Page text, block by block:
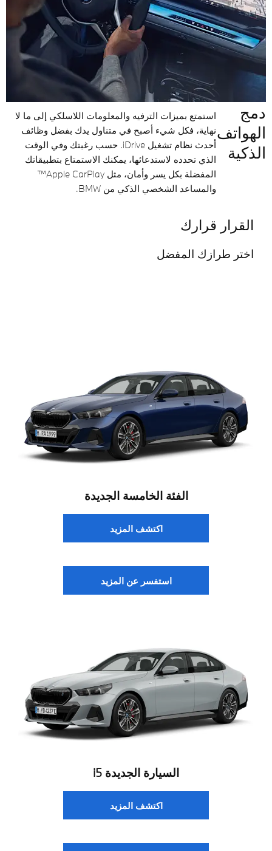
دمج
الهواتف
الذكية
استمتع بميزات الترفيه والمعلومات اللاسلكي إلى ما لا
نهاية، فكل شيء أصبح في متناول يدك بفضل وظائف
أحدث نظام تشغيل iDrive. حسب رغبتك وفي الوقت
الذي تحدده لاستدعائها، يمكنك الاستمتاع بتطبيقاتك
المفضلة بكل يسر وأمان، مثل Apple CarPlay™
والمساعد الشخصي الذكي من BMW.
القرار قرارك
اختر طرازك المفضل
الفئة الخامسة الجديدة
اكتشف المزيد
استفسر عن المزيد
السيارة الجديدة i5
اكتشف المزيد